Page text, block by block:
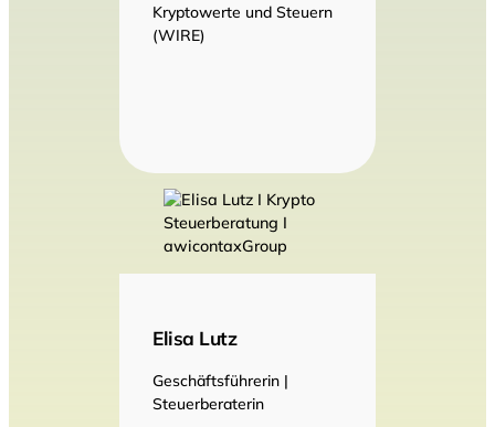
Kryptowerte und Steuern
(WIRE)
Elisa Lutz
Geschäftsführerin |
Steuerberaterin